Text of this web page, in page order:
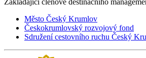
Zakládající členové destinačního
Město Český Krumlov
Českokrumlovský rozvojový fond
Sdružení cestovního ruchu Český